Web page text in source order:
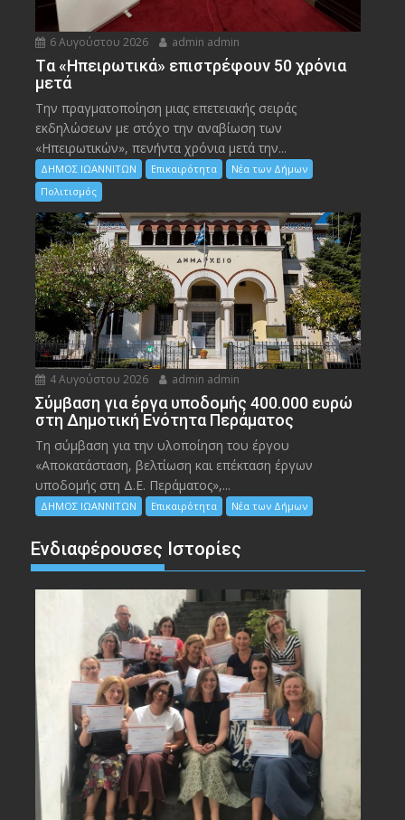
6 Αυγούστου 2026 admin admin
Tα «Ηπειρωτικά» επιστρέφουν 50 χρόνια
μετά
Την πραγματοποίηση μιας επετειακής σειράς
εκδηλώσεων με στόχο την αναβίωση των
«Ηπειρωτικών», πενήντα χρόνια μετά την...
ΔΗΜΟΣ ΙΩΑΝΝΙΤΩΝ Επικαιρότητα
Νέα των Δήμων
Πολιτισμός
4 Αυγούστου 2026 admin admin
Σύμβαση για έργα υποδομής 400.000 ευρώ
στη Δημοτική Ενότητα Περάματος
Τη σύμβαση για την υλοποίηση του έργου
«Αποκατάσταση, βελτίωση και επέκταση έργων
υποδομής στη Δ.Ε. Περάματος»,...
ΔΗΜΟΣ ΙΩΑΝΝΙΤΩΝ Επικαιρότητα Νέα των Δήμων
Ενδιαφέρουσες Ιστορίες